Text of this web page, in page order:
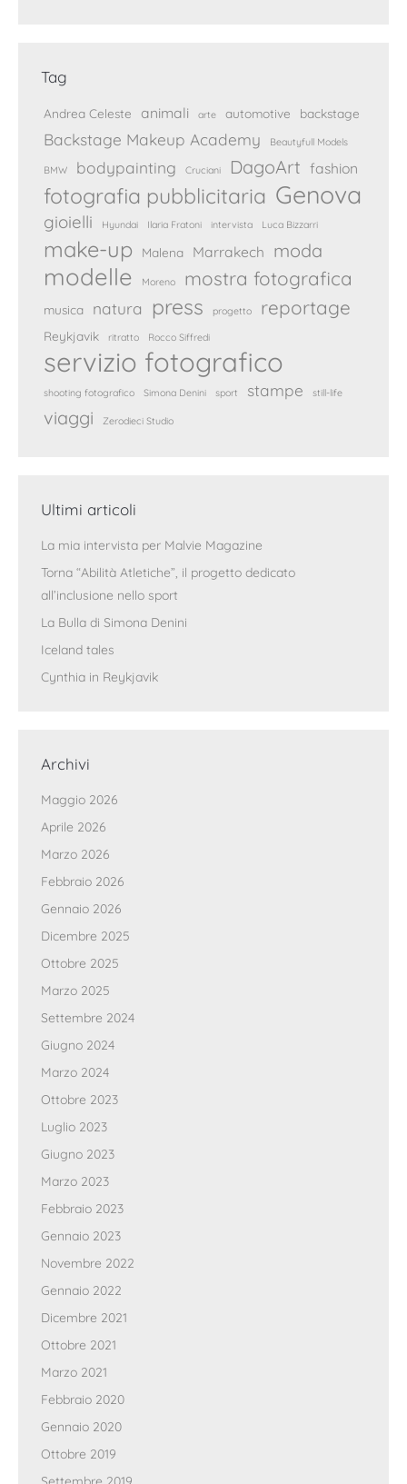
Tag
Andrea Celeste animali arte automotive backstage
Backstage Makeup Academy Beautyfull Models
BMW bodypainting Cruciani DagoArt fashion
fotografia pubblicitaria Genova
gioielli Hyundai Ilaria Fratoni intervista Luca Bizzarri
make-up Malena Marrakech moda
modelle Moreno mostra fotografica
musica natura press progetto reportage
Reykjavik ritratto Rocco Siffredi
servizio fotografico
shooting fotografico Simona Denini sport stampe still-life
viaggi Zerodieci Studio
Ultimi articoli
La mia intervista per Malvie Magazine
Torna “Abilità Atletiche”, il progetto dedicato
all’inclusione nello sport
La Bulla di Simona Denini
Iceland tales
Cynthia in Reykjavik
Archivi
Maggio 2026
Aprile 2026
Marzo 2026
Febbraio 2026
Gennaio 2026
Dicembre 2025
Ottobre 2025
Marzo 2025
Settembre 2024
Giugno 2024
Marzo 2024
Ottobre 2023
Luglio 2023
Giugno 2023
Marzo 2023
Febbraio 2023
Gennaio 2023
Novembre 2022
Gennaio 2022
Dicembre 2021
Ottobre 2021
Marzo 2021
Febbraio 2020
Gennaio 2020
Ottobre 2019